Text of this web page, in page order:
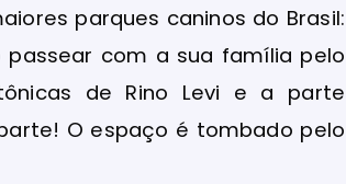
parques caninos do Brasil:
passear com a sua família pelo
de Rino Levi e a parte
O espaço é tombado pelo